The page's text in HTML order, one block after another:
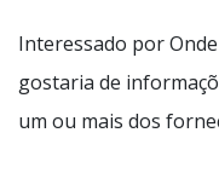
Interessado por
gostaria de
um ou mais dos